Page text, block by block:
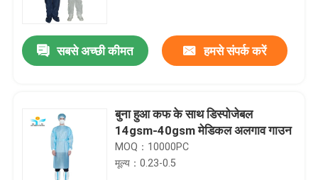
सबसे अच्छी कीमत हमसे संपर्क करें
बुना हुआ कफ के साथ डिस्पोजेबल
14gsm-40gsm मेडिकल अलगाव गाउन
MOQ：10000PC
मूल्य：0.23-0.5